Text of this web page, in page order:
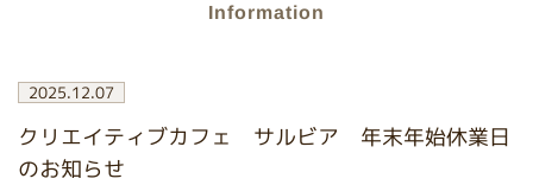
Information
2025.12.07
クリエイティブカフェ サルビア 年末年始休業日
のお知らせ